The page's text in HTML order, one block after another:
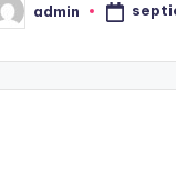
admin